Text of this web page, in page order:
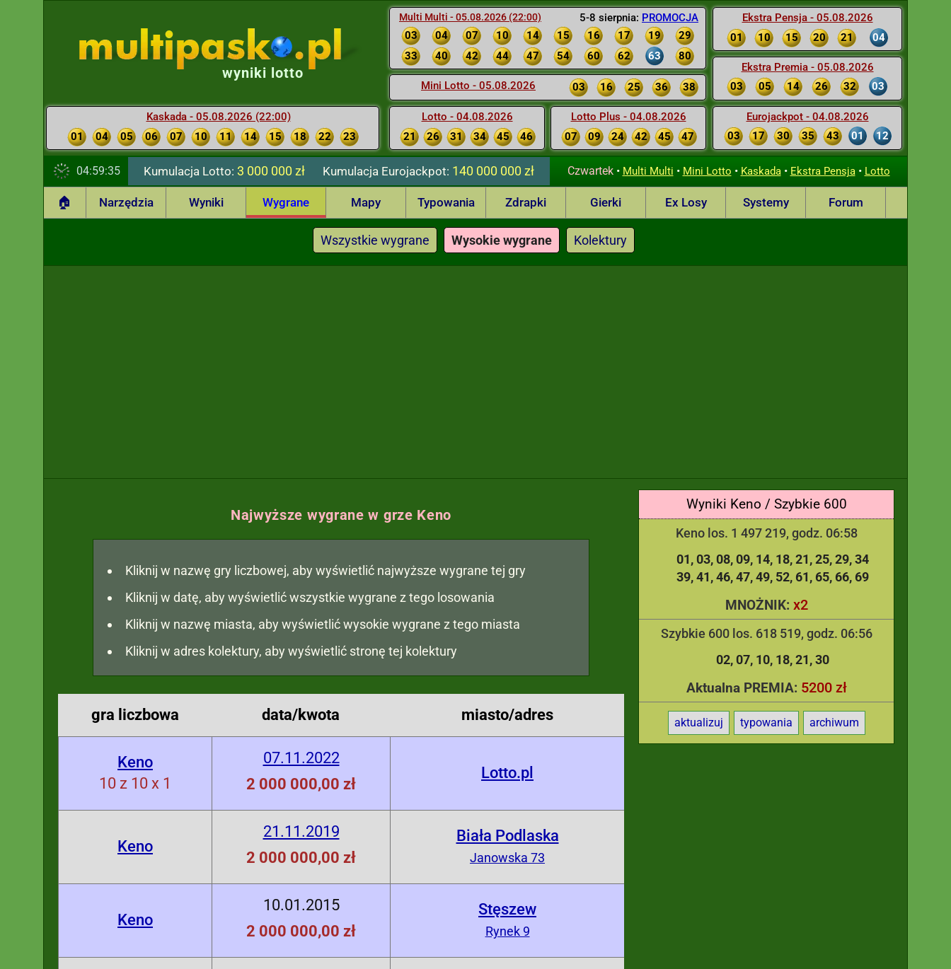
5-8 sierpnia: PROMOCJA
Multi Multi - 05.08.2026 (22:00)
03 04 07 10 14 15 16 17 19
29
33
40 42 44 47 54 60 62 63 80
Mini Lotto - 05.08.2026 03 16 25 36 38
Lotto - 04.08.2026
21
26 31 34 45 46
Lotto Plus - 04.08.2026
07
09 24 42 45 47
Ekstra Pensja - 05.08.2026
01
10 15 20 21 04
Ekstra Premia - 05.08.2026
03
05 14 26 32 03
Eurojackpot - 04.08.2026
03
17 30 35 43 01 12
wyniki lotto
Kaskada - 05.08.2026 (22:00)
01
04 05 06 07 10 11 14 15 18 22 23
04:59:36 Kumulacja Lotto: 3 000 000 zł KumulacjaEurojackpot: 140 000 000 zł Czwartek• Multi Multi • Mini Lotto • Kaskada• Ekstra Pensja• Lotto
🏠 Narzędzia Wyniki Wygrane Mapy Typowania Zdrapki Gierki Ex Losy Systemy Forum
Wszystkie wygrane Wysokie wygrane Kolektury
Wyniki Keno / Szybkie 600
Keno los. 1 497 219, godz. 06:58
01 03 08 09 14 18 21 25 29 34
39 41 46 47 49 52 61 65 66 69
MNOŻNIK: x2
Szybkie 600 los. 618 519, godz. 06:56
02 07 10 18 21 30
Aktualna PREMIA: 5200 zł
aktualizuj typowania archiwum
Najwyższe wygrane w grze Keno
Kliknij w nazwę gry liczbowej, aby wyświetlić najwyższe wygrane tej gry
Kliknij w datę, aby wyświetlić wszystkie wygrane z tego losowania
Kliknij w nazwę miasta, aby wyświetlić wysokie wygrane z tego miasta
Kliknij w adres kolektury, aby wyświetlić stronę tej kolektury
gra liczbowa data/kwota miasto/adres
Keno
10 z 10 x 1
07.11.2022
2 000 000,00 zł
Lotto.pl
Keno
21.11.2019
2 000 000,00 zł
Biała Podlaska
Janowska 73
Keno
10.01.2015
2 000 000,00 zł
Stęszew
Rynek 9